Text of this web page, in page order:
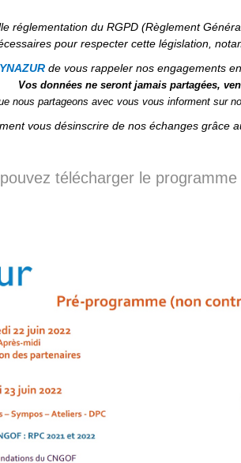
réglementation du RGPD (Règlement
pour respecter cette législation,
de vous rappeler nos engagements
Vos données ne seront jamais partagées,
nous partageons avec vous vous informent sur
vous désinscrire de nos échanges grâce
télécharger le